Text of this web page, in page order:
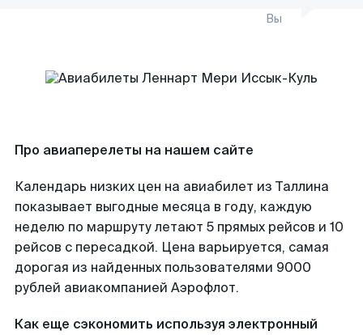
Вы
Про авиаперелеты на нашем сайте
Календарь низких цен на авиабилет из Таллина
показывает выгодные месяца в году, каждую
неделю по маршруту летают 5 прямых рейсов и 10
рейсов с пересадкой. Цена варьируется, самая
дорогая из найденных пользователями 9000
рублей авиакомпанией Аэрофлот.
Как еще сэкономить используя электронный